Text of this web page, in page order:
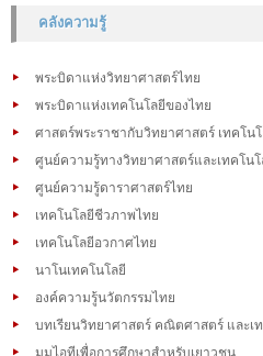
คลังความรู้
พระบิดาแห่งวิทยาศาสตร์ไทย
พระบิดาแห่งเทคโนโลยีของไทย
ศาสตร์พระราชากับวิทยาศาสตร์ เทคโน
ศูนย์ความรู้ทางวิทยาศาสตร์และเทคโนโ
ศูนย์ความรู้ดาราศาสตร์ไทย
เทคโนโลยีชีวภาพไทย
เทคโนโลยีอวกาศไทย
นาโนเทคโนโลยี
องค์ความรู้นวัตกรรมไทย
บทเรียนวิทยาศาสตร์ คณิตศาสตร์ และเ
มุมไอทีเพื่อการศึกษาสำหรับเยาวชน